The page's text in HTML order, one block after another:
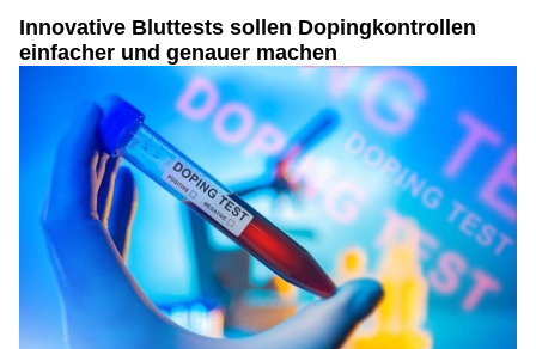
Innovative Bluttests sollen Dopingkontrollen
einfacher und genauer machen